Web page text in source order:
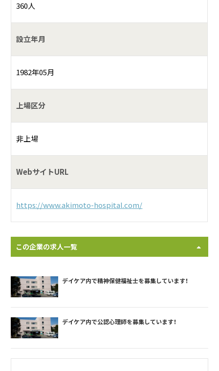
360人
設立年月
1982年05月
上場区分
非上場
WebサイトURL
https://www.akimoto-hospital.com/
この企業の求人一覧
デイケア内で精神保健福祉士を募集しています！
デイケア内で公認心理師を募集しています！